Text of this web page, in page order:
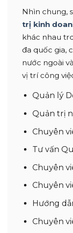
Nhìn chung,
trị kinh
khác nhau
đa quốc gia,
nước ngoài
vị trí công
Quản lý
Quản trị
Chuyên
Tư vấn
Chuyên
Chuyên
Hướng
Chuyên